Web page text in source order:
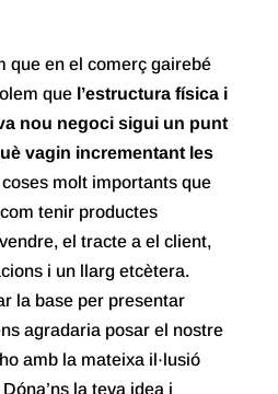
que en el comerç gairebé
quel’estructura física i
nou negoci sigui un punt
vagin incrementant les
molt importants que
tenir productes
el tracte a el client,
i un llarg etcètera.
la base per presentar
agradaria posar el nostre
amb la mateixa il·lusió
la teva idea i